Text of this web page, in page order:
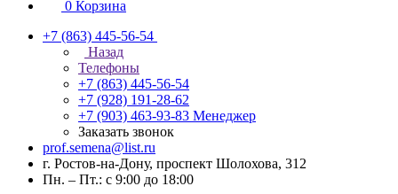
0 Корзина
+7 (863) 445-56-54
Назад
Телефоны
+7 (863) 445-56-54
+7 (928) 191-28-62
+7 (903) 463-93-83 Менеджер
Заказать звонок
prof.semena@list.ru
г. Ростов-на-Дону, проспект Шолохова, 312
Пн. – Пт.: с 9:00 до 18:00